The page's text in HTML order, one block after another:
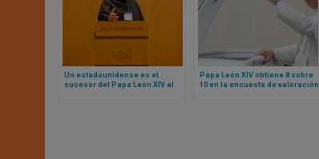
Un estadounidense es el
sucesor del Papa León XIV al
Papa León XIV obtiene 8 sobre
10 en la encuesta de valoración